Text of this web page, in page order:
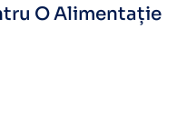
O Alimentație